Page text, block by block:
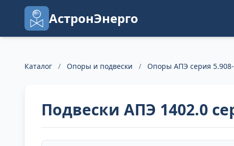
АстронЭнерго
Каталог / Опоры и подвески / Опоры АПЭ серия
Подвески АПЭ 1402.0